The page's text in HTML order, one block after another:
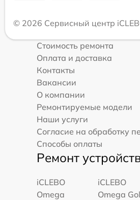
© 2026 Сервисный центр
Стоимость ремонта
Оплата и доставка
Контакты
Вакансии
О компании
Ремонтируемые модели
Наши услуги
Согласие на обработку
Способы оплаты
Ремонт
iCLEBO
Omega
iCLEBO
Omega